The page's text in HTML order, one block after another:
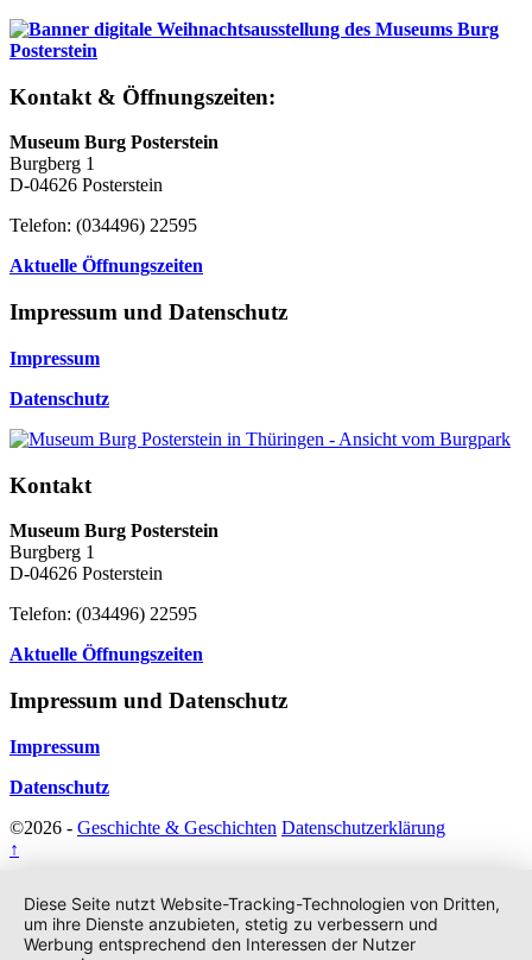
Kontakt & Öffnungszeiten:
Museum Burg Posterstein
Burgberg 1
D-04626 Posterstein
Telefon: (034496) 22595
Aktuelle Öffnungszeiten
Impressum und Datenschutz
Impressum
Datenschutz
Kontakt
Museum Burg Posterstein
Burgberg 1
D-04626 Posterstein
Telefon: (034496) 22595
Aktuelle Öffnungszeiten
Impressum und Datenschutz
Impressum
Datenschutz
©2026 - Geschichte & Geschichten Datenschutzerklärung
↑
Diese Seite nutzt Website-Tracking-Technologien von Dritten,
um ihre Dienste anzubieten, stetig zu verbessern und
Werbung entsprechend den Interessen der Nutzer